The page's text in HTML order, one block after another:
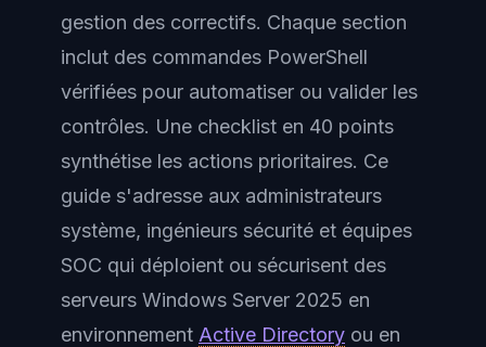
gestion des correctifs. Chaque section
inclut des commandes PowerShell
vérifiées pour automatiser ou valider les
contrôles. Une checklist en 40 points
synthétise les actions prioritaires. Ce
guide s'adresse aux administrateurs
système, ingénieurs sécurité et équipes
SOC qui déploient ou sécurisent des
serveurs Windows Server 2025 en
environnement Active Directory ou en